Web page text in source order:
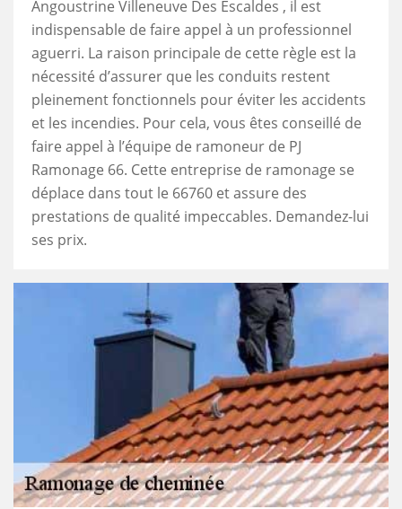
Angoustrine Villeneuve Des Escaldes , il est
indispensable de faire appel à un professionnel
aguerri. La raison principale de cette règle est la
nécessité d’assurer que les conduits restent
pleinement fonctionnels pour éviter les accidents
et les incendies. Pour cela, vous êtes conseillé de
faire appel à l’équipe de ramoneur de PJ
Ramonage 66. Cette entreprise de ramonage se
déplace dans tout le 66760 et assure des
prestations de qualité impeccables. Demandez-lui
ses prix.